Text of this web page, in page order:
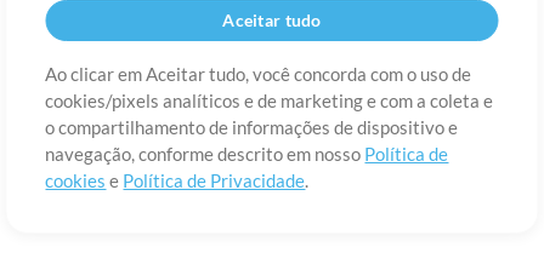
Aceitar tudo
Ao clicar em Aceitar tudo, você concorda com o uso de
cookies/pixels analíticos e de marketing e com a coleta e
o compartilhamento de informações de dispositivo e
navegação, conforme descrito em nosso Política de
cookies e Política de Privacidade.